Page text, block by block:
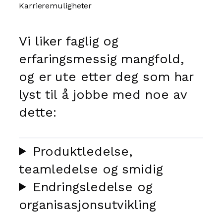
Karrieremuligheter
Vi liker faglig og
erfaringsmessig mangfold,
og er ute etter deg som har
lyst til å jobbe med noe av
dette:
Produktledelse,
teamledelse og smidig
Endringsledelse og
organisasjonsutvikling